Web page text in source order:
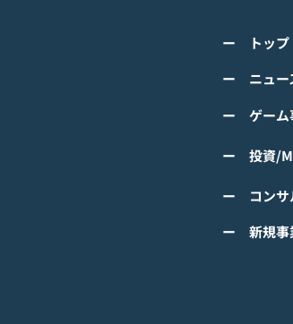
超伝導体！最高のスリックバ
ス】 K-POPアイドル応援アプリ
体！最高のスリックバック・チャ
ー トップ
ー ニュー
ー ゲーム
ー 投資/
ー コンサ
ー 新規事